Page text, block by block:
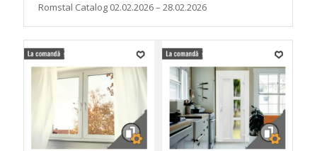
Romstal Catalog 02.02.2026 – 28.02.2026